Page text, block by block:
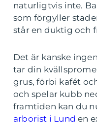
naturligtvis inte.
som förgyller
står en duktig och
Det är kanske
tar din
grus, förbi kafét
och spelar kubb
framtiden kan du
arborist i Lund en